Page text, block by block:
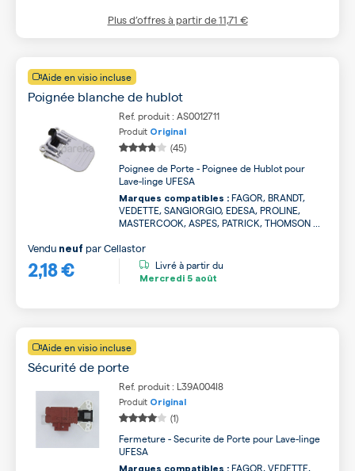
Plus d’offres à partir de11,71 €
Aide en visio incluse
Poignée blanche de hublot
Ref. produit : AS0012711
Produit Original
(45)
Poignee de Porte - Poignee de Hublot pour
Lave-linge UFESA
Marques compatibles : FAGOR, BRANDT,
VEDETTE, SANGIORGIO, EDESA, PROLINE,
MASTERCOOK, ASPES, PATRICK, THOMSON ...
2,18 €
Vendu neuf parCellastor
Livré à partir du
Mercredi 5 août
Aide en visio incluse
Sécurité de porte
Ref. produit : L39A004I8
Produit Original
(1)
Fermeture - Securite de Porte pour Lave-linge
UFESA
Marques compatibles : FAGOR, VEDETTE,